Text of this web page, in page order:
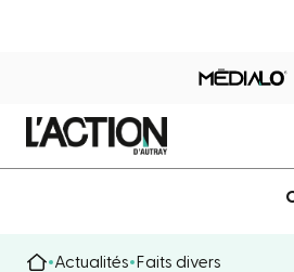
Actualités Faits divers